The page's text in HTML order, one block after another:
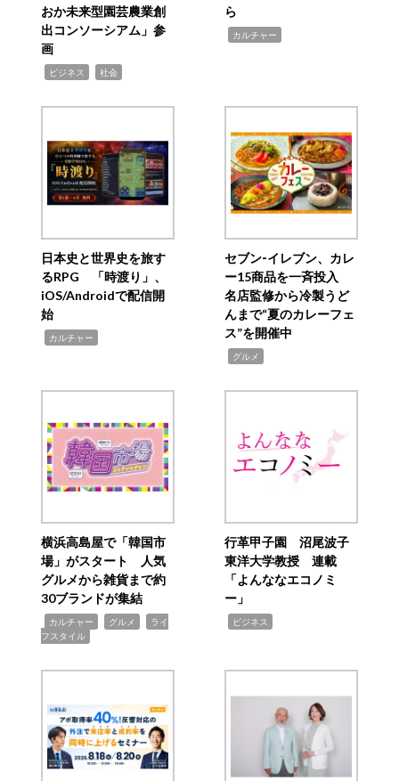
おか未来型園芸農業創
出コンソーシアム」参
画
ビジネス 社会
ら
カルチャー
日本史と世界史を旅す
るRPG 「時渡り」、
iOS/Androidで配信開
始
カルチャー
セブン‐イレブン、カレ
ー15商品を一斉投入
名店監修から冷製うど
んまで“夏のカレーフェ
ス”を開催中
グルメ
横浜高島屋で「韓国市
場」がスタート 人気
グルメから雑貨まで約
30ブランドが集結
カルチャー グルメ
ライ
フスタイル
行革甲子園 沼尾波子
東洋大学教授 連載
「よんななエコノミ
ー」
ビジネス